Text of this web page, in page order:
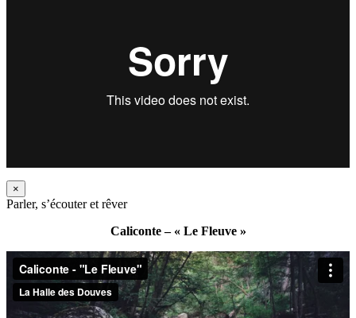
×
Parler, s’écouter et rêver
Caliconte – « Le Fleuve »